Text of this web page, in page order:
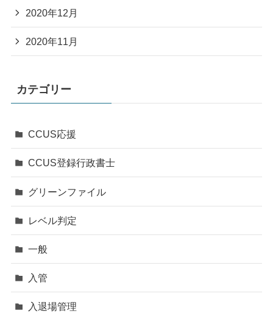
2020年12月
2020年11月
カテゴリー
CCUS応援
CCUS登録行政書士
グリーンファイル
レベル判定
一般
入管
入退場管理